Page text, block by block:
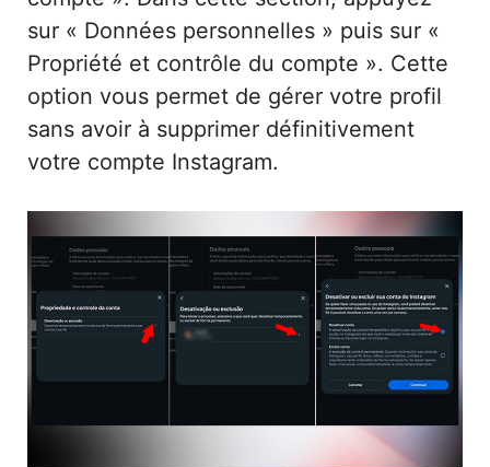
sur « Données personnelles » puis sur «
Propriété et contrôle du compte ». Cette
option vous permet de gérer votre profil
sans avoir à supprimer définitivement
votre compte Instagram.